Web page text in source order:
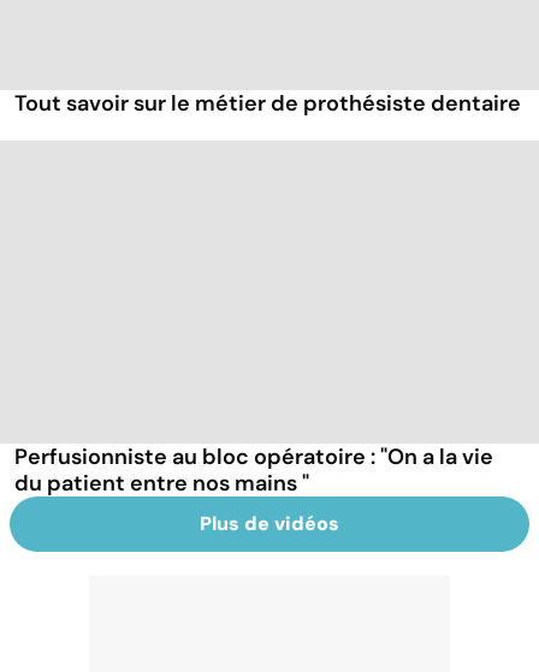
Tout savoir sur le métier de prothésiste dentaire
Perfusionniste au bloc opératoire : "On a la vie
du patient entre nos mains "
Plus de vidéos